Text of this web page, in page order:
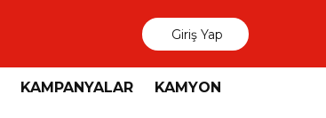
Giriş Yap
KAMPANYALAR KAMYON